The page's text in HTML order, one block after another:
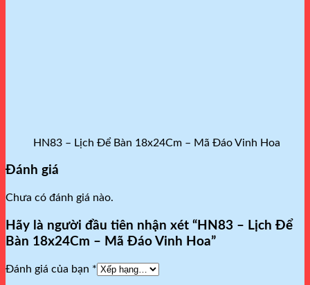
HN83 – Lịch Để Bàn 18x24Cm – Mã Đáo Vinh Hoa
Đánh giá
Chưa có đánh giá nào.
Hãy là người đầu tiên nhận xét “HN83 – Lịch Để
Bàn 18x24Cm – Mã Đáo Vinh Hoa”
Đánh giá của bạn *